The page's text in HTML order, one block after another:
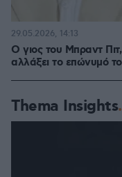
Ο γιος του Μπραντ
αλλάξει το επώνυμό
29.05.2026, 14:13
Thema Insights